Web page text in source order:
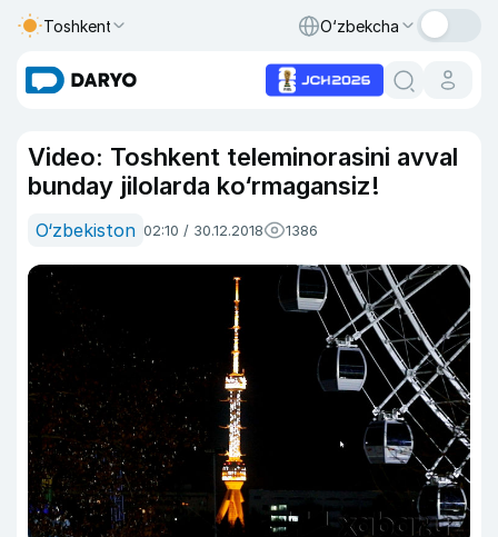
Toshkent O‘zbekcha
Video: Toshkent teleminorasini avval
bunday jilolarda ko‘rmagansiz!
O‘zbekiston 02:10 / 30.12.2018 1386